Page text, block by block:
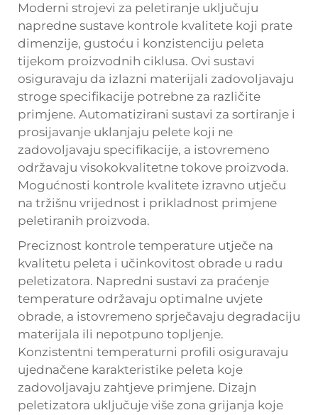
Moderni strojevi za peletiranje uključuju
napredne sustave kontrole kvalitete koji prate
dimenzije, gustoću i konzistenciju peleta
tijekom proizvodnih ciklusa. Ovi sustavi
osiguravaju da izlazni materijali zadovoljavaju
stroge specifikacije potrebne za različite
primjene. Automatizirani sustavi za sortiranje i
prosijavanje uklanjaju pelete koji ne
zadovoljavaju specifikacije, a istovremeno
održavaju visokokvalitetne tokove proizvoda.
Mogućnosti kontrole kvalitete izravno utječu
na tržišnu vrijednost i prikladnost primjene
peletiranih proizvoda.
Preciznost kontrole temperature utječe na
kvalitetu peleta i učinkovitost obrade u radu
peletizatora. Napredni sustavi za praćenje
temperature održavaju optimalne uvjete
obrade, a istovremeno sprječavaju degradaciju
materijala ili nepotpuno topljenje.
Konzistentni temperaturni profili osiguravaju
ujednačene karakteristike peleta koje
zadovoljavaju zahtjeve primjene. Dizajn
peletizatora uključuje više zona grijanja koje